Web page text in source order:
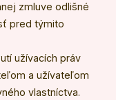
zmluve odlišné
pred týmito
užívacích práv
a užívateľom
vlastníctva.